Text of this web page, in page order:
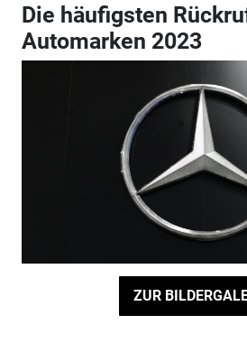
Die häufigsten
Automarken 2023
ZUR